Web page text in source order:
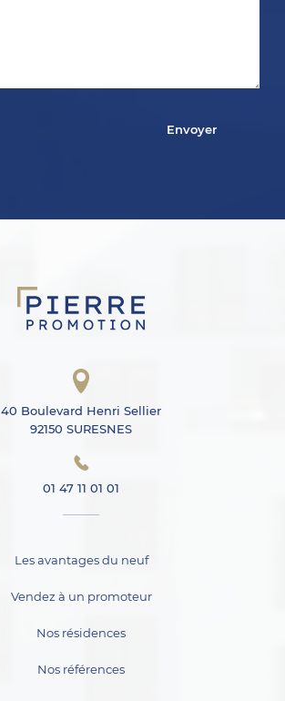
40 Boulevard Henri Sellier
92150 SURESNES
01 47 11 01 01
Les avantages du neuf
Vendez à un promoteur
Nos résidences
Nos références